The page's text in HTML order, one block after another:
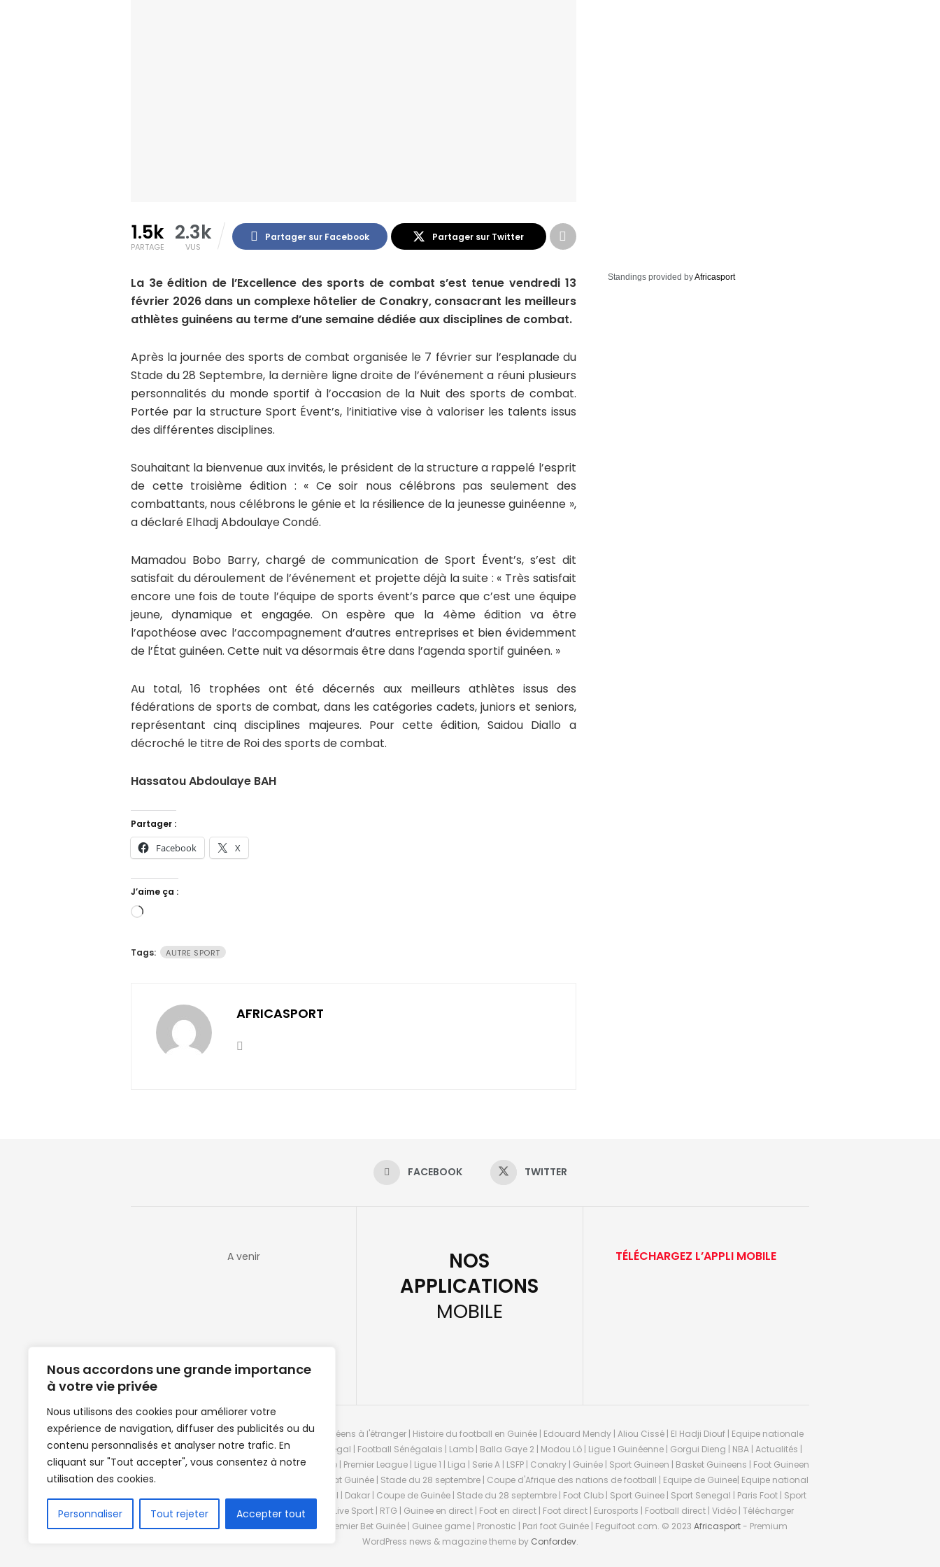
Nous accordons une grande importance
à votre vie privée
Nous utilisons des cookies pour améliorer votre
expérience de navigation, diffuser des publicités ou du
contenu personnalisés et analyser notre trafic. En
cliquant sur "Tout accepter", vous consentez à notre
utilisation des cookies.
Personnaliser Tout rejeter Accepter tout
1.5k
PARTAGE
2.3k
VUS
Partager sur Facebook Partager sur Twitter
La 3e édition de l’Excellence des sports de combat s’est tenue vendredi 13
février 2026 dans un complexe hôtelier de Conakry, consacrant les meilleurs
athlètes guinéens au terme d’une semaine dédiée aux disciplines de combat.
Après la journée des sports de combat organisée le 7 février sur l’esplanade du
Stade du 28 Septembre, la dernière ligne droite de l’événement a réuni plusieurs
personnalités du monde sportif à l’occasion de la Nuit des sports de combat.
Portée par la structure Sport Évent’s, l’initiative vise à valoriser les talents issus
des différentes disciplines.
Souhaitant la bienvenue aux invités, le président de la structure a rappelé l’esprit
de cette troisième édition : « Ce soir nous célébrons pas seulement des
combattants, nous célébrons le génie et la résilience de la jeunesse guinéenne »,
a déclaré Elhadj Abdoulaye Condé.
Mamadou Bobo Barry, chargé de communication de Sport Évent’s, s’est dit
satisfait du déroulement de l’événement et projette déjà la suite : « Très satisfait
encore une fois de toute l’équipe de sports évent’s parce que c’est une équipe
jeune, dynamique et engagée. On espère que la 4ème édition va être
l’apothéose avec l’accompagnement d’autres entreprises et bien évidemment
de l’État guinéen. Cette nuit va désormais être dans l’agenda sportif guinéen. »
Au total, 16 trophées ont été décernés aux meilleurs athlètes issus des
fédérations de sports de combat, dans les catégories cadets, juniors et seniors,
représentant cinq disciplines majeures. Pour cette édition, Saidou Diallo a
décroché le titre de Roi des sports de combat.
Hassatou Abdoulaye BAH
Partager :
Facebook X
J’aime ça :
Chargement…
Tags: AUTRE SPORT
AFRICASPORT
Standings provided byAfricasport
FACEBOOK TWITTER
A venir
NOS
APPLICATIONS
MOBILE
TÉLÉCHARGEZ L’APPLI MOBILE
Clubs de football en Guinée | Footballeurs guinéens à l'étranger | Histoire du football en Guinée | Edouard Mendy | Aliou Cissé | El Hadji Diouf | Equipe nationale
de Guinée de football | Mercato | Lions du Sénégal | Football Sénégalais | Lamb | Balla Gaye 2 | Modou Lô | Ligue 1 Guinéenne | Gorgui Dieng | NBA | Actualités |
News | Match en direct | But | Actualité au Guinée | Premier League | Ligue 1 | Liga | Serie A | LSFP | Conakry | Guinée | Sport Guineen | Basket Guineens | Foot Guineen
| Handball Guinee | Match Guinee | Championnat Guinée | Stade du 28 septembre | Coupe d'Afrique des nations de football | Equipe de Guinee| Equipe national
de Guinée | Senegal Equipe | Guinée | Le Senegal | Dakar | Coupe de Guinée | Stade du 28 septembre | Foot Club | Sport Guinee | Sport Senegal | Paris Foot | Sport
en direct | Boxe | Sénégal Dakar | La Guinée | Live Sport | RTG | Guinee en direct | Foot en direct | Foot direct | Eurosports | Football direct | Vidéo | Télécharger
Africasport | Clubs de football guinéens | Premier Bet Guinée | Guinee game | Pronostic | Pari foot Guinée | Feguifoot.com. © 2023 Africasport- Premium
WordPress news & magazine theme by Confordev.